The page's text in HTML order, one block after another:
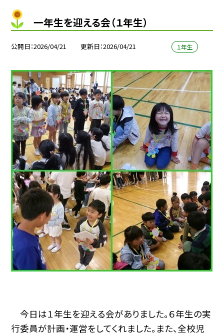
一年生を迎える会（１年生）
公開日 2026/04/21 更新日 2026/04/21 １年生
今日は１年生を迎える会がありました。６年生の実
行委員が計画・運営をしてくれました。また、全校児